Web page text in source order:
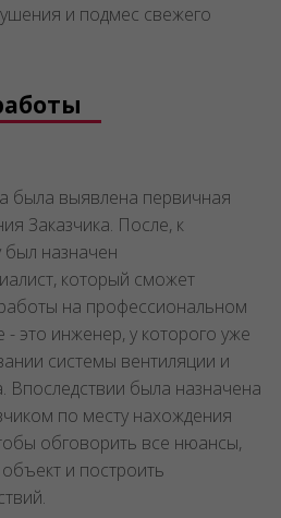
и подмес свежего
была выявлена первичная
Заказчика. После, к
назначен
который сможет
на профессиональном
это инженер, у которого уже
системы вентиляции и
Впоследствии была назначена
по месту нахождения
обговорить все нюансы,
и построить